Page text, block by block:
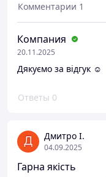
Комментарии 1
Компания
20.11.2025
Дякуємо за відгук ☺️
Ответы 0
Дмитро І.
04.09.2025
Гарна якість